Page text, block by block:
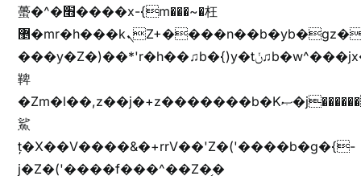
蠆�^�׫����x-{m���~�枉
޵�mr�h���kܢZ+����n��b�yb�gz���Zv�)q�[����k����1y��v+�v�)q�\�Z+v�)q�m{\�Z+jx�jب�ܩy�♫b�wb��-
���y�Z�)��*'r�h��♫b�{)y�tݩ♫b�w^���jx�jب��߱�m������{ߺȨ���z֦z֭j %k*.��hjםv+)����
鞞
�Zm�l��,z��j�+z�������b�Kޞ�j�������,ޮX����jx�z�Z���i�b���ҷ�v)�)�u�"��rz�bu�'����&jYo�ț�X��g��
鯊
ț�X��V����&�+rrV��'Z�('����b�g�{-
j�Z�('����f���^��Z�֥�